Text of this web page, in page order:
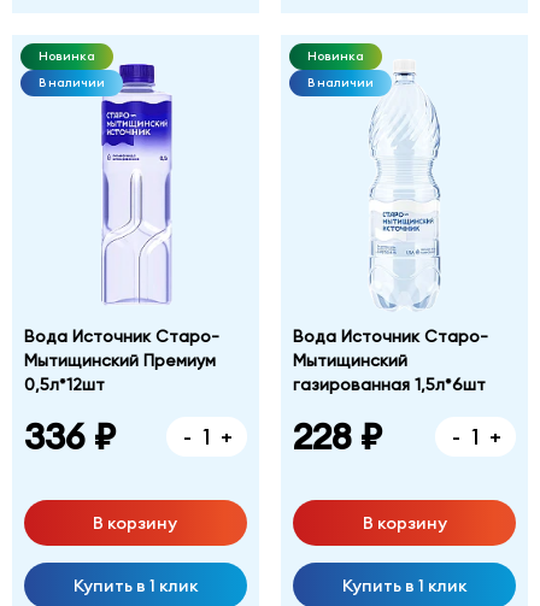
Новинка
В наличии
Вода Источник Старо-
Мытищинский Премиум
0,5л*12шт
336 ₽ - +
В корзину
Купить в 1 клик
Новинка
В наличии
Вода Источник Старо-
Мытищинский
газированная 1,5л*6шт
228 ₽ - +
В корзину
Купить в 1 клик